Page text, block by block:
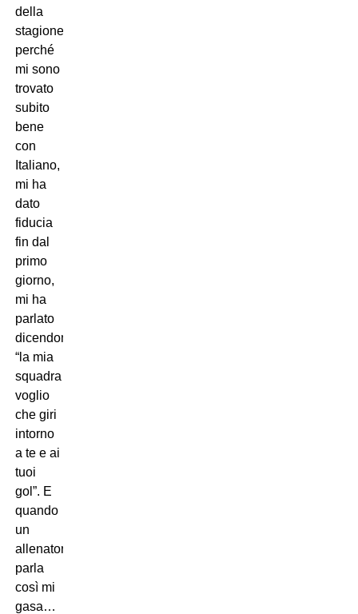
della
stagione
perché
mi sono
trovato
subito
bene
con
Italiano,
mi ha
dato
fiducia
fin dal
primo
giorno,
mi ha
parlato
dicendomi
“la mia
squadra
voglio
che giri
intorno
a te e ai
tuoi
gol”. E
quando
un
allenatore
parla
così mi
gasa…